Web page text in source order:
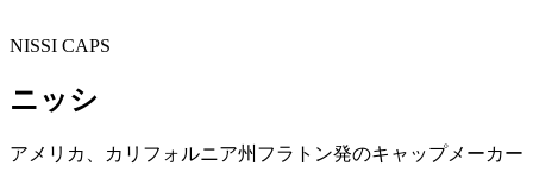
NISSI CAPS
ニッシ
アメリカ、カリフォルニア州フラトン発のキャップメーカー